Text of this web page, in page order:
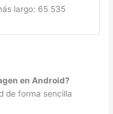
largo: 65 535
en Android?
de forma sencilla